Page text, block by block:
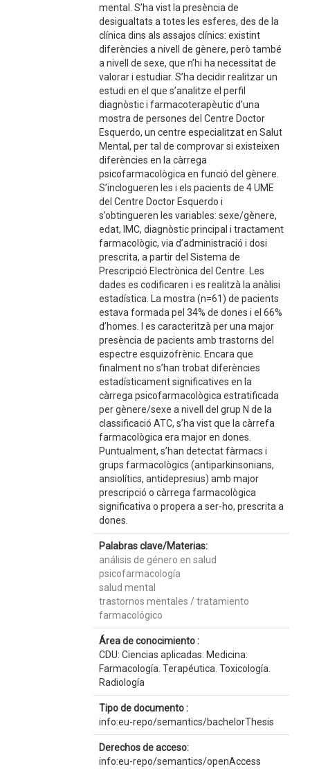
mental. S’ha vist la presència de
desigualtats a totes les esferes, des de la
clínica dins als assajos clínics: existint
diferències a nivell de gènere, però també
a nivell de sexe, que n’hi ha necessitat de
valorar i estudiar. S’ha decidir realitzar un
estudi en el que s’analitze el perfil
diagnòstic i farmacoterapèutic d’una
mostra de persones del Centre Doctor
Esquerdo, un centre especialitzat en Salut
Mental, per tal de comprovar si existeixen
diferències en la càrrega
psicofarmacològica en funció del gènere.
S’inclogueren les i els pacients de 4 UME
del Centre Doctor Esquerdo i
s’obtingueren les variables: sexe/gènere,
edat, IMC, diagnòstic principal i tractament
farmacològic, via d’administració i dosi
prescrita, a partir del Sistema de
Prescripció Electrònica del Centre. Les
dades es codificaren i es realitzà la anàlisi
estadística. La mostra (n=61) de pacients
estava formada pel 34% de dones i el 66%
d’homes. I es caracteritzà per una major
presència de pacients amb trastorns del
espectre esquizofrènic. Encara que
finalment no s’han trobat diferències
estadísticament significatives en la
càrrega psicofarmacològica estratificada
per gènere/sexe a nivell del grup N de la
classificació ATC, s’ha vist que la càrrefa
farmacològica era major en dones.
Puntualment, s’han detectat fàrmacs i
grups farmacològics (antiparkinsonians,
ansiolítics, antidepresius) amb major
prescripció o càrrega farmacològica
significativa o propera a ser-ho, prescrita a
dones.
Palabras clave/Materias:
análisis de género en salud
psicofarmacología
salud mental
trastornos mentales / tratamiento
farmacológico
Área de conocimiento :
CDU: Ciencias aplicadas: Medicina:
Farmacología. Terapéutica. Toxicología.
Radiología
Tipo de documento :
info:eu-repo/semantics/bachelorThesis
Derechos de acceso:
info:eu-repo/semantics/openAccess